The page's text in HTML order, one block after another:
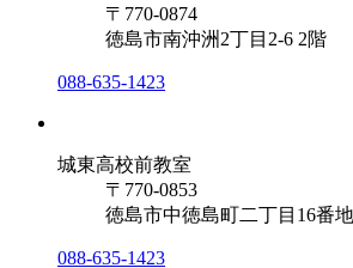
〒770-0874
徳島市南沖洲2丁目2-6 2階
088-635-1423
城東高校前教室
〒770-0853
徳島市中徳島町二丁目16番
088-635-1423